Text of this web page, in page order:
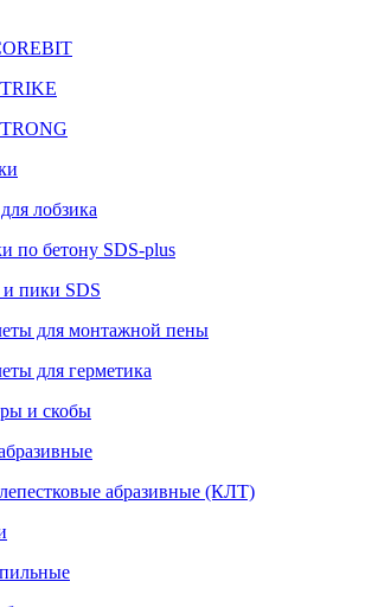
лобзика
по бетону SDS-plus
и пики SDS
для монтажной пены
для герметика
и скобы
абразивные (КЛТ)